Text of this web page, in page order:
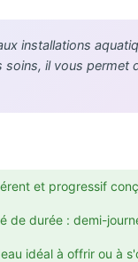
installations
il vous permet
et progressif
de durée : demi-
idéal à offrir ou à